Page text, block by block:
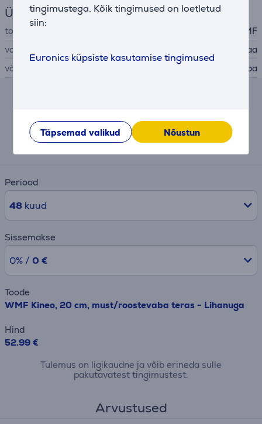
tingimustega. Kõik tingimused on loetletud
siin:
Euronics küpsiste kasutamise tingimused
Täpsemad valikud Nõustun
Üldine parameeter
tootja
WMF
valmistatud
Saksamaa
värv
must, roostevaba
Eeldatav igakuine makse
2 €
Periood
48kuud
Sissemakse
0% / 0 €
Toode
WMF Kineo, 20 cm, must/roostevaba teras - Lihanuga
Hind
52.99 €
Tulemus on ligikaudne ja võib erineda sulle
pakutavatest tingimustest.
Arvustused